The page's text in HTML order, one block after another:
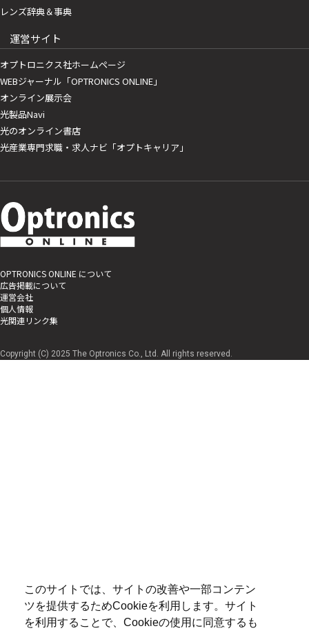
このサイトでは、サイトの改善や一部コンテン
ツを提供するためCookieを利用します。サイト
を利用することで、Cookieの使用に同意するも
レンズ辞典＆事典
運営サイト
オプトロニクス社ホームページ
WEBジャーナル「OPTRONICS ONLINE」
オンライン展示会
光製品Navi
光のオンライン書店
光産業専門求職・求人ナビ「オプトキャリア」
OPTRONICS ONLINE について
広告掲載について
運営会社
個人情報
光関連リンク集
Copyright (C) 2025 The Optronics Co., Ltd. All rights reserved.